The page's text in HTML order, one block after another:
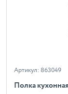
Артикул: 863049
Полка